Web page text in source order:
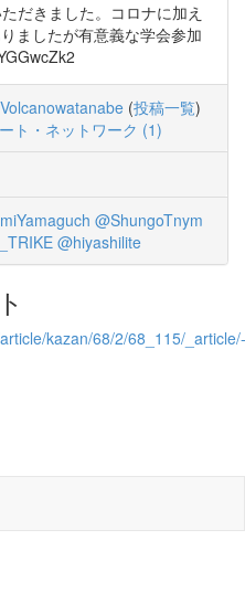
だきました。コロナに加え
ましたが有意義な学会参加
(投稿一覧)
ト・ネットワーク (1)
@ShungoTnym
@hiyashilite
kazan/68/2/68_115/_article/-